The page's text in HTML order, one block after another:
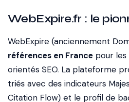
WebExpire.fr : le
WebExpire (anciennement
références en France pour les
orientés SEO. La plateforme
triés avec des indicateurs
Citation Flow) et le profil de